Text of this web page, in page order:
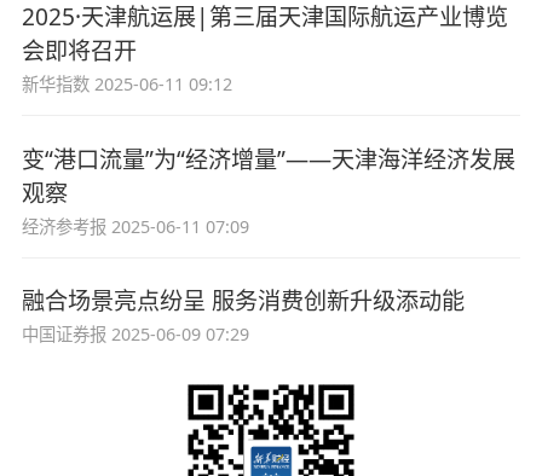
2025·天津航运展|第三届天津国际航运产业博览
会即将召开
新华指数 2025-06-11 09:12
变“港口流量”为“经济增量”——天津海洋经济发展
观察
经济参考报 2025-06-11 07:09
融合场景亮点纷呈 服务消费创新升级添动能
中国证券报 2025-06-09 07:29